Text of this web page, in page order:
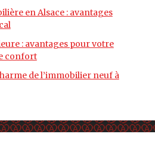
en Alsace : avantages
: avantages pour votre
confort
de l’immobilier neuf à